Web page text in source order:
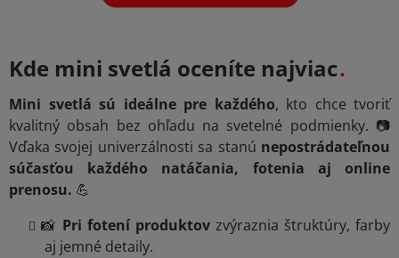
Kde mini svetlá oceníte najviac
Mini svetlá sú ideálne pre každého, kto chce tvoriť
kvalitný obsah bez ohľadu na svetelné podmienky. 📷
Vďaka svojej univerzálnosti sa stanú nepostrádateľnou
súčasťou každého natáčania, fotenia aj online
prenosu. 💪
📸 Pri fotení produktov zvýraznia štruktúry, farby
aj jemné detaily.